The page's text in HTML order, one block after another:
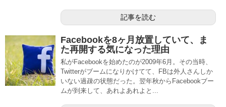
記事を読む
Facebookを8ヶ月放置していて、ま
た再開する気になった理由
私がFacebookを始めたのが2009年6月。その当時、
Twitterがブームになりかけてて、FBは外人さんしか
いない過疎の状態だった。翌年秋からFacebookブー
ムが到来して、あれよあれよと...